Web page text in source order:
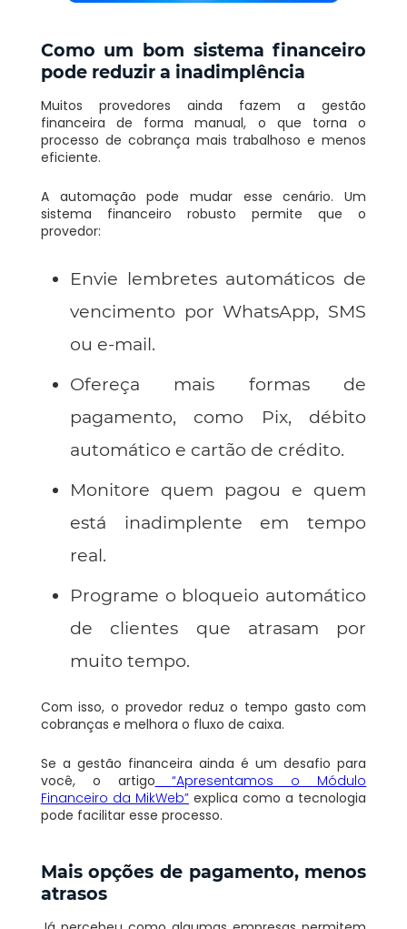
Como um bom sistema financeiro
pode reduzir a inadimplência
Muitos provedores ainda fazem a gestão
financeira de forma manual, o que torna o
processo de cobrança mais trabalhoso e menos
eficiente.
A automação pode mudar esse cenário. Um
sistema financeiro robusto permite que o
provedor:
Envie lembretes automáticos de
vencimento por WhatsApp, SMS
ou e-mail.
Ofereça mais formas de
pagamento, como Pix, débito
automático e cartão de crédito.
Monitore quem pagou e quem
está inadimplente em tempo
real.
Programe o bloqueio automático
de clientes que atrasam por
muito tempo.
Com isso, o provedor reduz o tempo gasto com
cobranças e melhora o fluxo de caixa.
Se a gestão financeira ainda é um desafio para
você, o artigo
“Apresentamos o Módulo
Financeiro da MikWeb” explica como a tecnologia
pode facilitar esse processo.
Mais opções de pagamento, menos
atrasos